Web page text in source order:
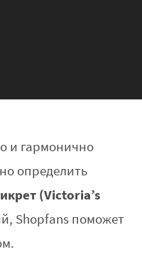
и гармонично
определить
(Victoria’s
Shopfans поможет